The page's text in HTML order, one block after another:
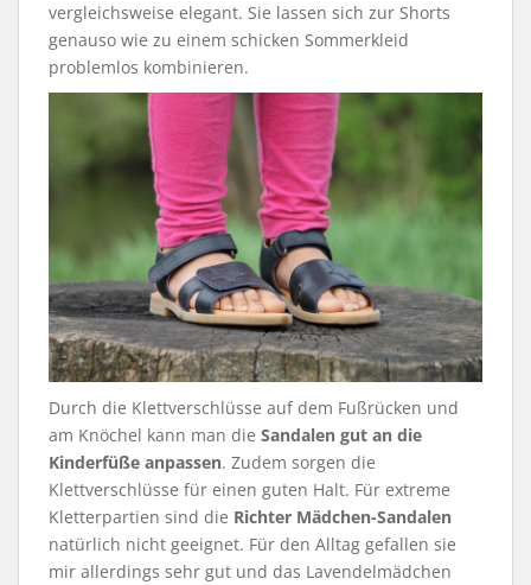
vergleichsweise elegant. Sie lassen sich zur Shorts
genauso wie zu einem schicken Sommerkleid
problemlos kombinieren.
Durch die Klettverschlüsse auf dem Fußrücken und
am Knöchel kann man die Sandalen gut an die
Kinderfüße anpassen. Zudem sorgen die
Klettverschlüsse für einen guten Halt. Für extreme
Kletterpartien sind die Richter Mädchen-Sandalen
natürlich nicht geeignet. Für den Alltag gefallen sie
mir allerdings sehr gut und das Lavendelmädchen